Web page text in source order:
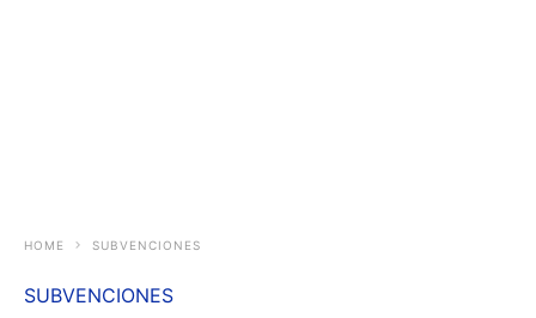
HOME SUBVENCIONES
SUBVENCIONES